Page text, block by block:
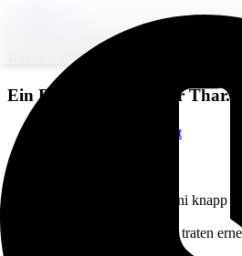
Jeder dritte
ausreichend fürs Alter vor
Ein Beitrag von Günter Thar.
Zurück zur Übersicht
Das ifo Institut befragte im Juni knapp
ihrer Altersversorgung. Dabei traten